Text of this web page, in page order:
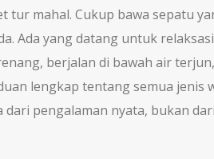
mahal. Cukup bawa sepatu
Ada yang datang untuk
berjalan di bawah air
lengkap tentang semua
pengalaman nyata, bukan